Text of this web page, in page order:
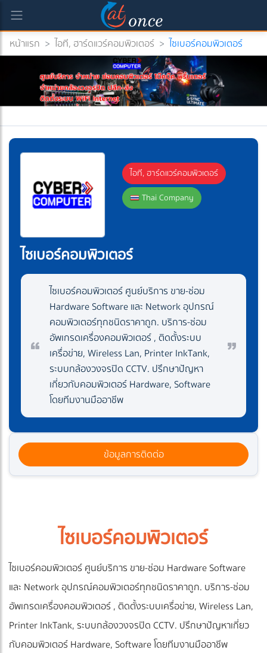
หน้าแรก > ไอที, ฮาร์ดแวร์คอมพิวเตอร์ > ไซเบอร์คอมพิวเตอร์
ไอที, ฮาร์ดแวร์คอมพิวเตอร์
Thai Company
ไซเบอร์คอมพิวเตอร์
ไซเบอร์คอมพิวเตอร์ ศูนย์บริการ ขาย-ซ่อม
Hardware Software และ Network อุปกรณ์
คอมพิวเตอร์ทุกชนิดราคาถูก. บริการ-ซ่อม
อัพเกรดเครื่องคอมพิวเตอร์ , ติดตั้งระบบ
เครื่อข่าย, Wireless Lan, Printer InkTank,
ระบบกล้องวงจรปิด CCTV. ปรึกษาปัญหา
เกี่ยวกับคอมพิวเตอร์ Hardware, Software
โดยทีมงานมืออาชีพ
ข้อมูลการติดต่อ
ไซเบอร์คอมพิวเตอร์
ไซเบอร์คอมพิวเตอร์ ศูนย์บริการ ขาย-ซ่อม Hardware Software
และ Network อุปกรณ์คอมพิวเตอร์ทุกชนิดราคาถูก. บริการ-ซ่อม
อัพเกรดเครื่องคอมพิวเตอร์ , ติดตั้งระบบเครื่อข่าย, Wireless Lan,
Printer InkTank, ระบบกล้องวงจรปิด CCTV. ปรึกษาปัญหาเกี่ยว
กับคอมพิวเตอร์ Hardware, Software โดยทีมงานมืออาชีพ